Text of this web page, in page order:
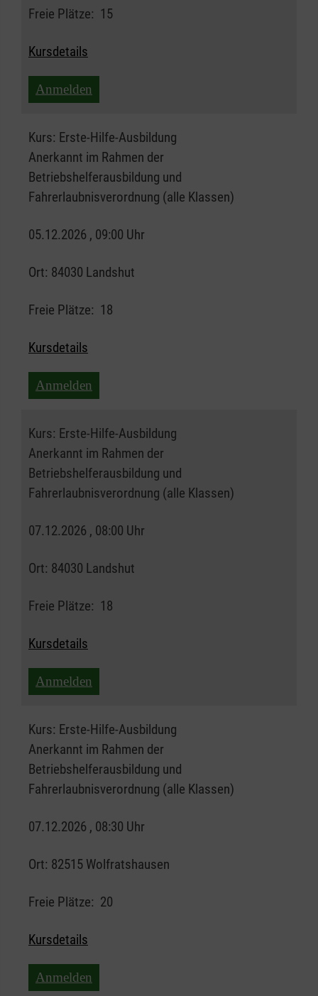
Freie Plätze: 15
Kursdetails
Anmelden
Kurs: Erste-Hilfe-Ausbildung
Anerkannt im Rahmen der
Betriebshelferausbildung und
Fahrerlaubnisverordnung (alle Klassen)
05.12.2026 , 09:00 Uhr
Ort: 84030 Landshut
Freie Plätze: 18
Kursdetails
Anmelden
Kurs: Erste-Hilfe-Ausbildung
Anerkannt im Rahmen der
Betriebshelferausbildung und
Fahrerlaubnisverordnung (alle Klassen)
07.12.2026 , 08:00 Uhr
Ort: 84030 Landshut
Freie Plätze: 18
Kursdetails
Anmelden
Kurs: Erste-Hilfe-Ausbildung
Anerkannt im Rahmen der
Betriebshelferausbildung und
Fahrerlaubnisverordnung (alle Klassen)
07.12.2026 , 08:30 Uhr
Ort: 82515 Wolfratshausen
Freie Plätze: 20
Kursdetails
Anmelden